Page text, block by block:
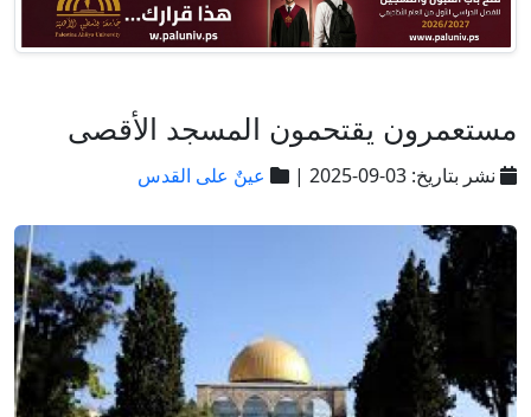
مستعمرون يقتحمون المسجد الأقصى
نشر بتاريخ: 03-09-2025 | عينٌ على القدس